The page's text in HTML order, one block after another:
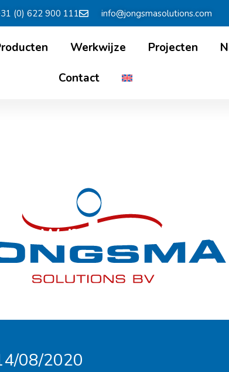
(0) 622 900 111 info@jongsmasolutions.com
Werkwijze Projecten
Contact
met Wietze
08/2020